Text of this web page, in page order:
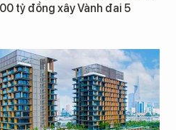
tỷ đồng xây Vành đai 5